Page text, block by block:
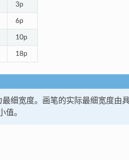
3p
6p
10p
18p
细宽度。画笔的实际最细宽度由
值。